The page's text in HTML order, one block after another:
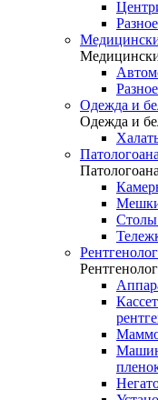
Разное
Разное
Одежда и
Одежда и
Мешки
Столы